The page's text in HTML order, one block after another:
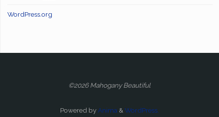
WordPress.org
©2026 Mahogany Beautiful
Powered by Anima & WordPress.